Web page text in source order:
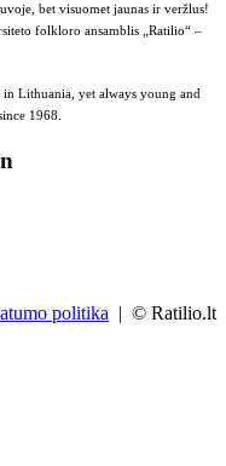
bet visuomet jaunas ir veržlus!
folkloro ansamblis „Ratilio“ –
in Lithuania, yet always young and
1968.
politika | © Ratilio.lt